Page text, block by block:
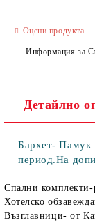
Оцени продукта
Информация за
Детайлно
Бархет- Памук
период.На
Спални
Хотелско
Възглавници- от